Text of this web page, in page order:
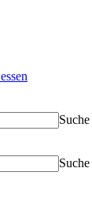
Suche
Suche